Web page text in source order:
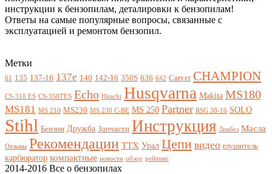
инструкции к бензопилам, деталировки к бензопилам!
Ответы на самые популярные вопросы, связанные с
эксплуатацией и ремонтом бензопил.
Метки
61 135 137-16 137e 140 142-16 350S 636 642 Carver CHAMPION
CS-310 ES CS-350TES Echo Hitachi Husqvarna Makita MS180
MS181 MS 210 MS230 MS 230 C-BE MS 250 Partner RSG 38-16 SOLO
Stihl Бензин Дружба Запчасти Инструкция Ликбез Масла
Отзывы Рекомендации ТТХ Урал Цепи видео глушитель
карбюратор компактные новости обзор рейтинг
2014-2016 Все о бензопилах